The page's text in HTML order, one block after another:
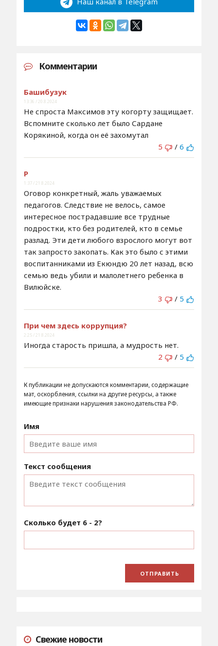
Комментарии
Башибузук
13:36 / 20.8.2024
Не спроста Максимов эту когорту защищает.
Вспомните сколько лет было Сардане
Корякиной, когда он её захомутал
5
/ 6
Р
1:37 / 21.8.2024
Оговор конкретный, жаль уважаемых
педагогов. Следствие не велось, самое
интересное пострадавшие все трудные
подростки, кто без родителей, кто в семье
разлад. Эти дети любого взрослого могут вот
так запросто закопать. Как это было с этими
воспитанниками из Екюндю 20 лет назад, всю
семью ведь убили и малолетнего ребенка в
Вилюйске.
3
/ 5
При чем здесь коррупция?
2:25 / 21.8.2024
Иногда старость пришла, а мудрость нет.
2
/ 5
К публикации не допускаются комментарии, содержащие
мат, оскорбления, ссылки на другие ресурсы, а также
имеющие признаки нарушения законодательства РФ.
Имя
Текст сообщения
Сколько будет 6 - 2?
Свежие новости